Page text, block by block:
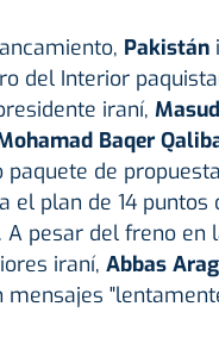
Pakistán
del Interior
iraní,
Baqer
paquete de
el plan de 14 puntos
A pesar del freno
iraní, Abbas